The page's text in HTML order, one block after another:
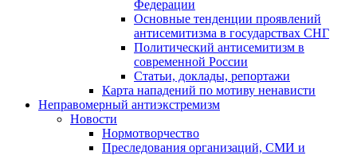
Федерации
Основные тенденции проявлений
антисемитизма в государствах СНГ
Политический антисемитизм в
современной России
Статьи, доклады, репортажи
Карта нападений по мотиву ненависти
Неправомерный антиэкстремизм
Новости
Нормотворчество
Преследования организаций, СМИ и